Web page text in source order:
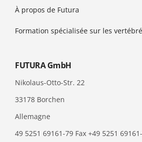
À propos de Futura
Formation spécialisée sur les
FUTURA GmbH
Nikolaus-Otto-Str. 22
33178 Borchen
Allemagne
49 5251 69161-79 Fax +49 5251